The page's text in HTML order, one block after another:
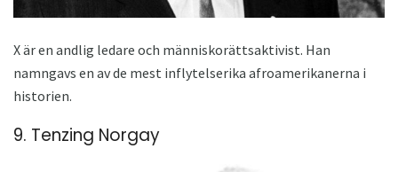
X är en andlig ledare och människorättsaktivist. Han
namngavs en av de mest inflytelserika afroamerikanerna i
historien.
9. Tenzing Norgay